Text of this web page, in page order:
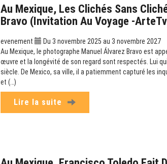
Au Mexique, Les Clichés Sans
Bravo (Invitation Au Voyage -
evenement
Du 3 novembre 2025 au 3 novembre 2027
Au Mexique, le photographe Manuel Álvarez Bravo est
œuvre et la longévité de son regard sont respectés. Lui
siècle. De Mexico, sa ville, il a patiemment capturé les
et (…)
Lire la suite